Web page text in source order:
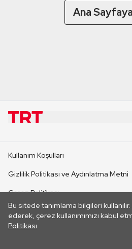
Ana
Bu sitede tanımlama bilgileri
ederek, çerez kullanımımızı kabul
Politikası
CANLI YAYINLAR
Kullanım Koşulları
Gizlilik Politikası ve Aydınlatma Metni
Çerez Politikası
İletişim
Her hakkı saklıdır. ©2026 TRT.